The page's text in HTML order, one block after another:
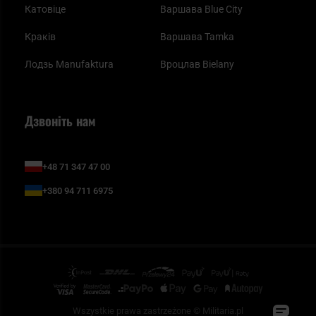
Катовіце
Краків
Лодзь Manufaktura
Варшава Blue City
Варшава Tamka
Вроцлав Bielany
Дзвоніть нам
+48 71 347 47 00
+380 94 711 6975
Wszystkie prawa zastrzeżone © Militaria.pl